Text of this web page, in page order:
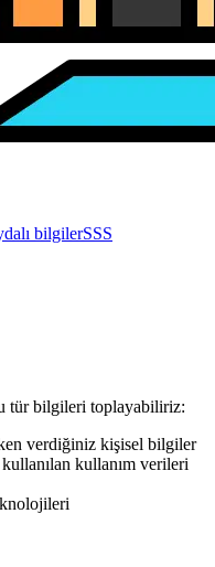
bilgilerSSS
tür bilgileri toplayabiliriz:
verdiğiniz kişisel bilgiler
kullanım verileri